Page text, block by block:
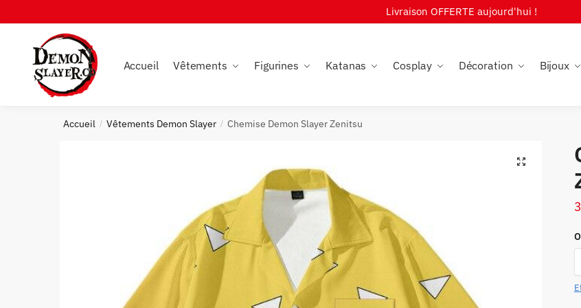
to
navigation
to
Livraison OFFERTE aujourd'hui !
Accueil Vêtements Figurines Katanas Cosplay Décoration Bijoux
Accueil / Vêtements Demon Slayer / Chemise Demon Slayer Zenitsu
🔍